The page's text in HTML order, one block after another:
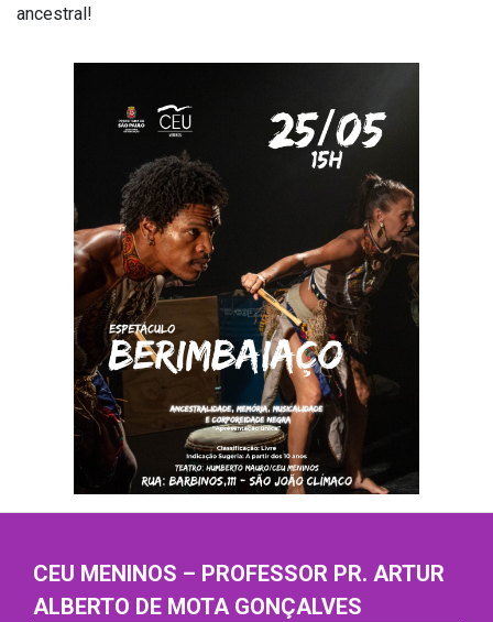
ancestral!
CEU MENINOS – PROFESSOR PR. ARTUR
ALBERTO DE MOTA GONÇALVES